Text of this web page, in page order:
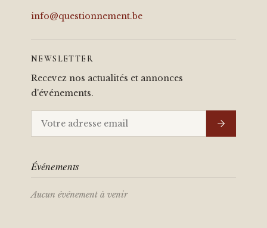
info@questionnement.be
NEWSLETTER
Recevez nos actualités et annonces
d'événements.
Événements
Aucun événement à venir